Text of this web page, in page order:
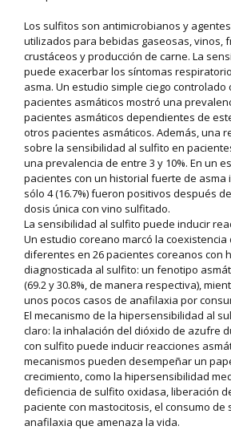
Los sulfitos son antimicrobianos y
utilizados para bebidas gaseosas, vinos,
crustáceos y producción de carne. La
puede exacerbar los síntomas
asma. Un estudio simple ciego controlado
pacientes asmáticos mostró una
pacientes asmáticos dependientes de
otros pacientes asmáticos. Además, una
sobre la sensibilidad al sulfito en
una prevalencia de entre 3 y 10%. En un
pacientes con un historial fuerte de asma
sólo 4 (16.7%) fueron positivos después
dosis única con vino sulfitado.
La sensibilidad al sulfito puede inducir
Un estudio coreano marcó la
diferentes en 26 pacientes coreanos con
diagnosticada al sulfito: un fenotipo
(69.2 y 30.8%, de manera respectiva),
unos pocos casos de anafilaxia por
El mecanismo de la hipersensibilidad al
claro: la inhalación del dióxido de azufre
con sulfito puede inducir reacciones
mecanismos pueden desempeñar un
crecimiento, como la hipersensibilidad
deficiencia de sulfito oxidasa, liberación
paciente con mastocitosis, el consumo de
anafilaxia que amenaza la vida.